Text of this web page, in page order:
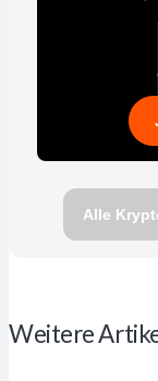
Alle
Weitere